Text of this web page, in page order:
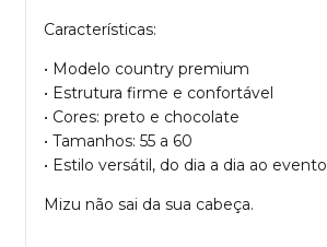
Características:
• Modelo country premium
• Estrutura firme e confortável
• Cores: preto e chocolate
• Tamanhos: 55 a 60
• Estilo versátil, do dia a dia ao evento
Mizu não sai da sua cabeça.